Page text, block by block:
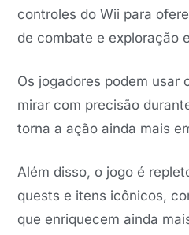
controles do Wii para
de combate e exploração
Os jogadores podem usar
mirar com precisão
torna a ação ainda mais
Além disso, o jogo é
quests e itens icônicos,
que enriquecem ainda